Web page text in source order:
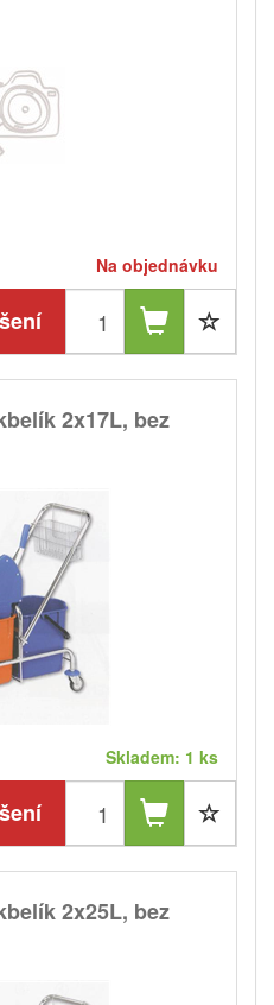
Na objednávku
2x17L, bez
Skladem: 1 ks
2x25L, bez